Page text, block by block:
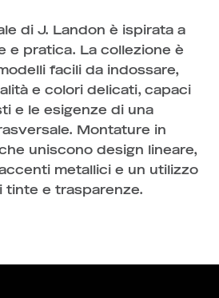
di J. Landon è ispirata a
e pratica. La collezione è
facili da indossare,
e colori delicati, capaci
e le esigenze di una
Montature in
uniscono design lineare,
metallici e un utilizzo
tinte e trasparenze.